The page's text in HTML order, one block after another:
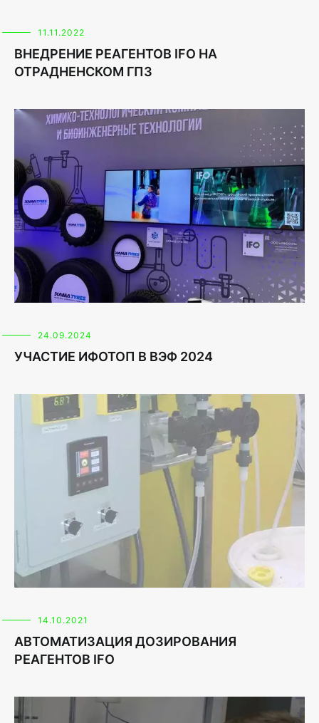
11.11.2022
ВНЕДРЕНИЕ РЕАГЕНТОВ IFO НА
ОТРАДНЕНСКОМ ГПЗ
24.09.2024
УЧАСТИЕ ИФОТОП В ВЭФ 2024
14.10.2021
АВТОМАТИЗАЦИЯ ДОЗИРОВАНИЯ
РЕАГЕНТОВ IFO